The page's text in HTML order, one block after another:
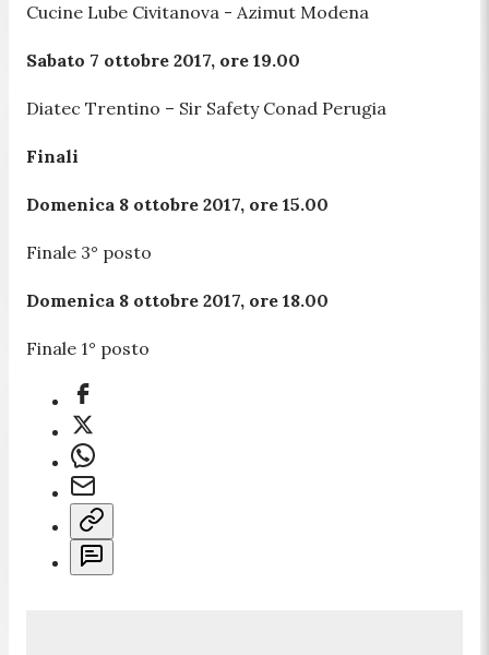
Cucine Lube Civitanova - Azimut Modena
Sabato 7 ottobre 2017, ore 19.00
Diatec Trentino – Sir Safety Conad Perugia
Finali
Domenica 8 ottobre 2017, ore 15.00
Finale 3° posto
Domenica 8 ottobre 2017, ore 18.00
Finale 1° posto